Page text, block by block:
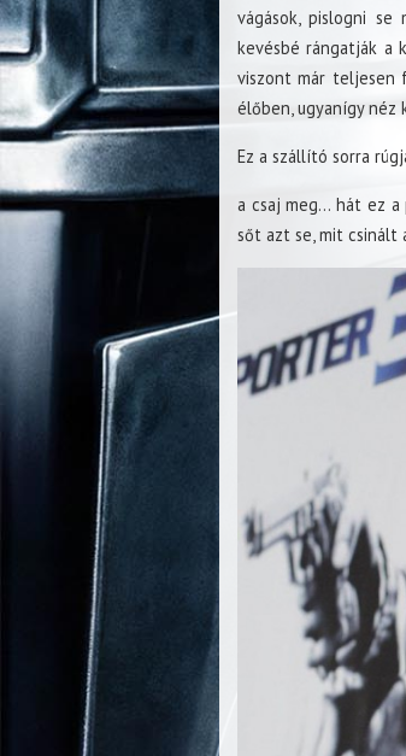
vágások, pislogni
kevésbé rángatják a
viszont már teljesen
élőben, ugyanígy néz
Ez a szállító sorra
a csaj meg… hát ez a
sőt azt se, mit csinált